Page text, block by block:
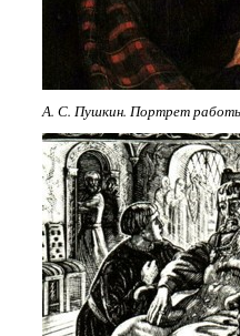
А. С. Пушкин. Портрет